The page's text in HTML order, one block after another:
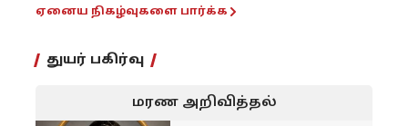
ஏனைய நிகழ்வுகளை பார்க்க
துயர் பகிர்வு
மரண அறிவித்தல்